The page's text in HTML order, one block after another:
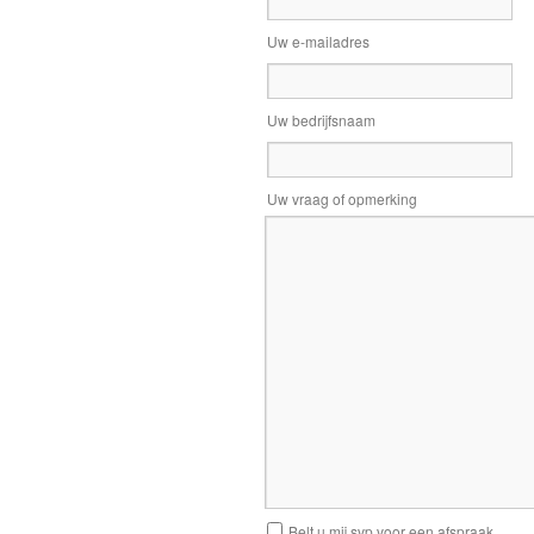
Uw e-mailadres
Uw bedrijfsnaam
Uw vraag of opmerking